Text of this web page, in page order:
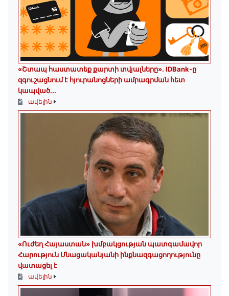
«Շտապ հաստատեք քարտի տվյալները»․ IDBank-ը
զգուշացնում է հյուրանոցների ամրագրման հետ
կապված...
ավելին
«Ուժեղ Հայաստան» խմբակցության պատգամավոր
Հարություն Մնացականյանի ինքնազգացողությունը
վատացել է
ավելին